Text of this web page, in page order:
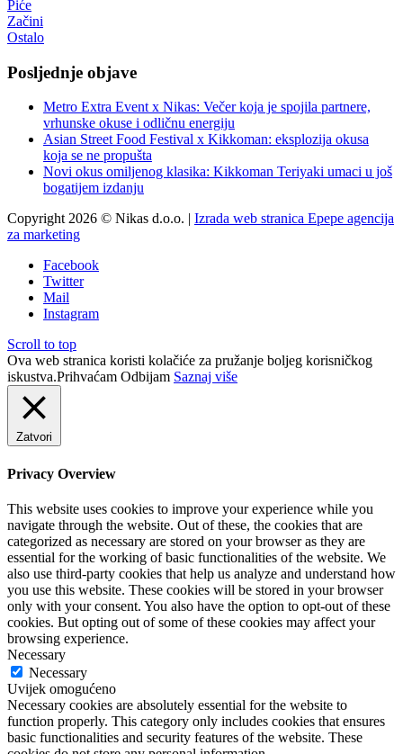
Piće
Začini
Ostalo
Posljednje objave
Metro Extra Event x Nikas: Večer koja je spojila partnere,
vrhunske okuse i odličnu energiju
Asian Street Food Festival x Kikkoman: eksplozija okusa
koja se ne propušta
Novi okus omiljenog klasika: Kikkoman Teriyaki umaci u još
bogatijem izdanju
Copyright 2026 © Nikas d.o.o. | Izrada web stranica Epepe agencija
za marketing
Facebook
Twitter
Mail
Instagram
Scroll to top
Ova web stranica koristi kolačiće za pružanje boljeg korisničkog
iskustva.Prihvaćam Odbijam Saznaj više
Zatvori
Privacy Overview
This website uses cookies to improve your experience while you
navigate through the website. Out of these, the cookies that are
categorized as necessary are stored on your browser as they are
essential for the working of basic functionalities of the website. We
also use third-party cookies that help us analyze and understand how
you use this website. These cookies will be stored in your browser
only with your consent. You also have the option to opt-out of these
cookies. But opting out of some of these cookies may affect your
browsing experience.
Necessary
Necessary
Uvijek omogućeno
Necessary cookies are absolutely essential for the website to
function properly. This category only includes cookies that ensures
basic functionalities and security features of the website. These